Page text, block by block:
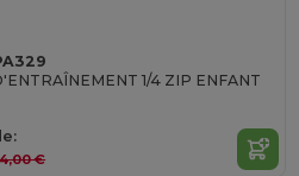
1/4 ZIP ENFANT
€